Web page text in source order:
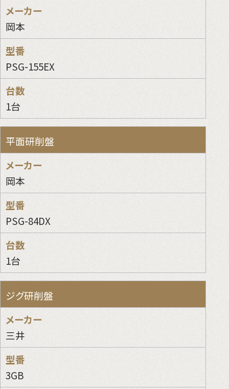
岡本
PSG-155EX
1台
平面研削盤
岡本
PSG-84DX
1台
ジグ研削盤
三井
3GB